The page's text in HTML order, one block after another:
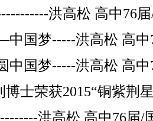
洪高松 高中76
国梦-----洪高松 高中
中国梦-----洪高松 高
士荣获2015“铜紫荆
洪高松 高中76届/